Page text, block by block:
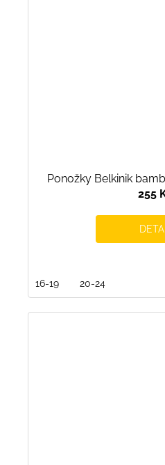
Ponožky Belkinik
255
16-19 20-24